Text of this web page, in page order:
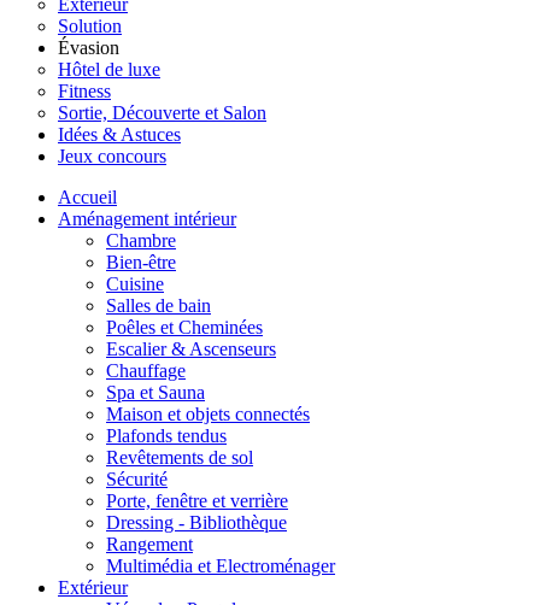
Extérieur
Solution
Évasion
Hôtel de luxe
Fitness
Sortie, Découverte et Salon
Idées & Astuces
Jeux concours
Accueil
Aménagement intérieur
Chambre
Bien-être
Cuisine
Salles de bain
Poêles et Cheminées
Escalier & Ascenseurs
Chauffage
Spa et Sauna
Maison et objets connectés
Plafonds tendus
Revêtements de sol
Sécurité
Porte, fenêtre et verrière
Dressing - Bibliothèque
Rangement
Multimédia et Electroménager
Extérieur